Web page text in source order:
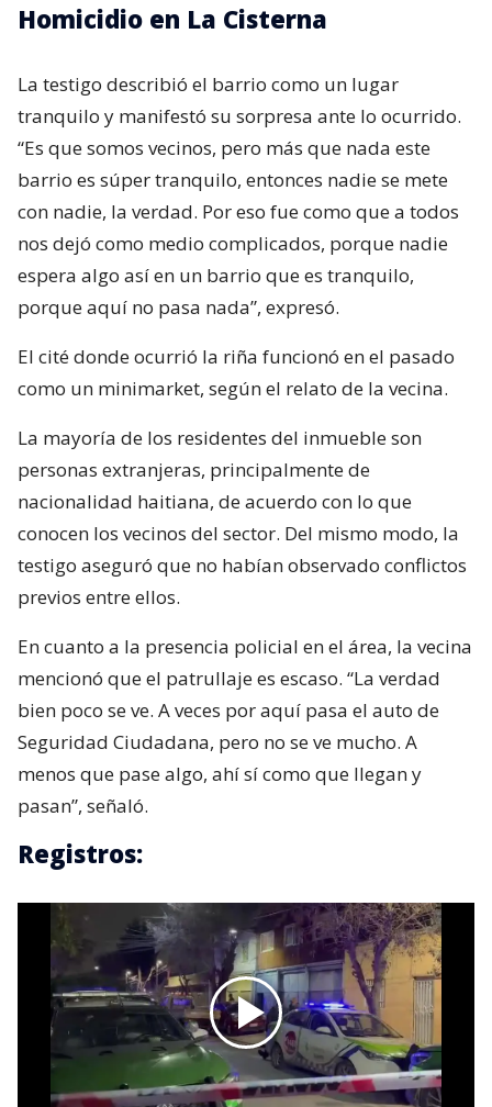
Homicidio en La Cisterna
La testigo describió el barrio como un lugar
tranquilo y manifestó su sorpresa ante lo ocurrido.
“Es que somos vecinos, pero más que nada este
barrio es súper tranquilo, entonces nadie se mete
con nadie, la verdad. Por eso fue como que a todos
nos dejó como medio complicados, porque nadie
espera algo así en un barrio que es tranquilo,
porque aquí no pasa nada”, expresó.
El cité donde ocurrió la riña funcionó en el pasado
como un minimarket, según el relato de la vecina.
La mayoría de los residentes del inmueble son
personas extranjeras, principalmente de
nacionalidad haitiana, de acuerdo con lo que
conocen los vecinos del sector. Del mismo modo, la
testigo aseguró que no habían observado conflictos
previos entre ellos.
En cuanto a la presencia policial en el área, la vecina
mencionó que el patrullaje es escaso. “La verdad
bien poco se ve. A veces por aquí pasa el auto de
Seguridad Ciudadana, pero no se ve mucho. A
menos que pase algo, ahí sí como que llegan y
pasan”, señaló.
Registros: